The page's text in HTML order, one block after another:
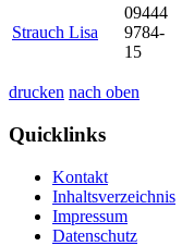
Strauch Lisa
09444
9784-
15
drucken nach oben
Quicklinks
Kontakt
Inhaltsverzeichnis
Impressum
Datenschutz